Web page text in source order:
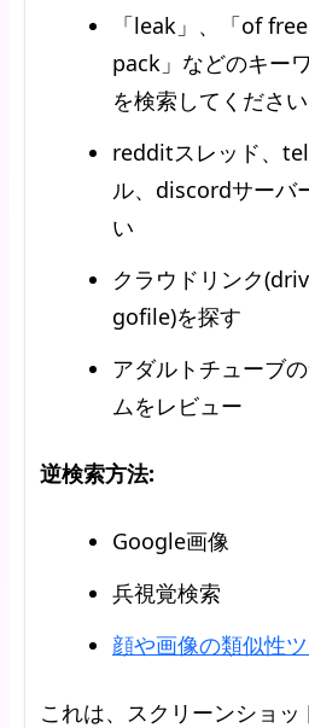
「leak」、「of
pack」などのキー
を検索してください
redditスレッド、
ル、discordサーバ
い
クラウドリンク
gofile)を探す
アダルトチューブ
ムをレビュー
逆検索方法:
Google画像
兵視覚検索
顔や画像の類似性
これは、スクリーンショ